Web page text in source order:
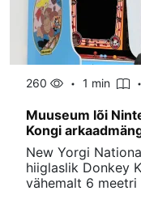
260 1 min
Muuseum lõi
Kongi
New Yorgi
hiiglaslik Donkey
vähemalt 6 meetri